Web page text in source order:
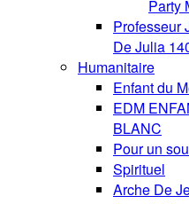
Party
Professeur
De Julia
Humanitaire
Enfant du
EDM
BLANC
Pour un
Spirituel
Arche De